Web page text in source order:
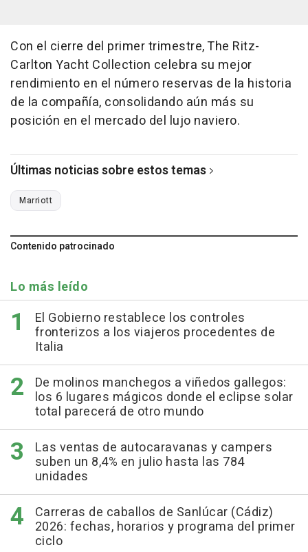
Con el cierre del primer trimestre, The Ritz-
Carlton Yacht Collection celebra su mejor
rendimiento en el número reservas de la historia
de la compañía, consolidando aún más su
posición en el mercado del lujo naviero.
Últimas noticias sobre estos temas
Marriott
Contenido patrocinado
Lo más leído
El Gobierno restablece los controles
fronterizos a los viajeros procedentes de
Italia
De molinos manchegos a viñedos gallegos:
los 6 lugares mágicos donde el eclipse solar
total parecerá de otro mundo
Las ventas de autocaravanas y campers
suben un 8,4% en julio hasta las 784
unidades
Carreras de caballos de Sanlúcar (Cádiz)
2026: fechas, horarios y programa del primer
ciclo